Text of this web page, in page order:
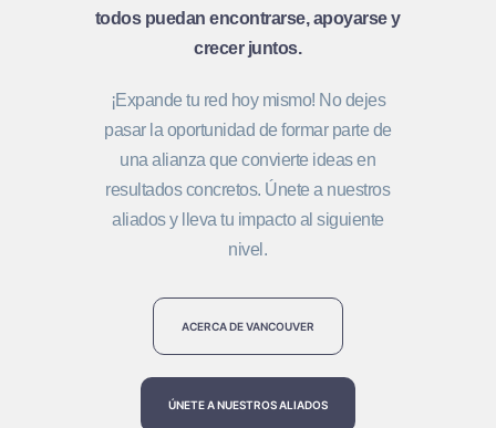
todos puedan encontrarse, apoyarse y
crecer juntos.
¡Expande tu red hoy mismo! No dejes
pasar la oportunidad de formar parte de
una alianza que convierte ideas en
resultados concretos. Únete a nuestros
aliados y lleva tu impacto al siguiente
nivel.
ACERCA DE VANCOUVER
ÚNETE A NUESTROS ALIADOS